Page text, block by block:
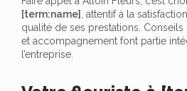
[term:name]
, attentif à la
qualité de ses prestations.
et accompagnement font partie
l’entreprise.